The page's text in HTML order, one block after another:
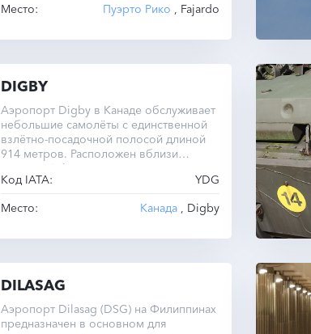
Место:
Пуэрто Рико , Fajardo
DIGBY
Аэропорт Digby в Канаде обслуживает
небольшие самолёты с единственной
взлётно-посадочной полосой длиной
914 метров. Расположен вблизи
города Digby.
Код IATA:
YDG
Место:
Канада , Digby
DILASAG
Аэропорт Dilasag (DSG) на Филиппинах
предназначен в основном для